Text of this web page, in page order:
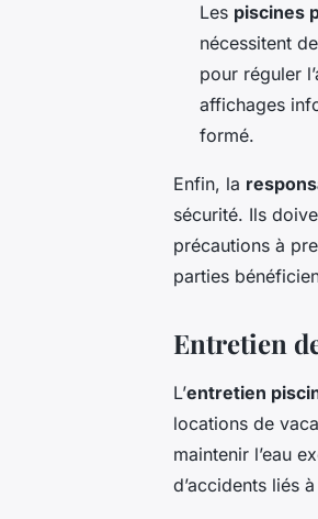
Les piscines
nécessitent
pour réguler
affichages
formé.
Enfin, la
sécurité. Ils
précautions à
parties
Entretien
L’entretien
locations de
maintenir l’eau
d’accidents liés